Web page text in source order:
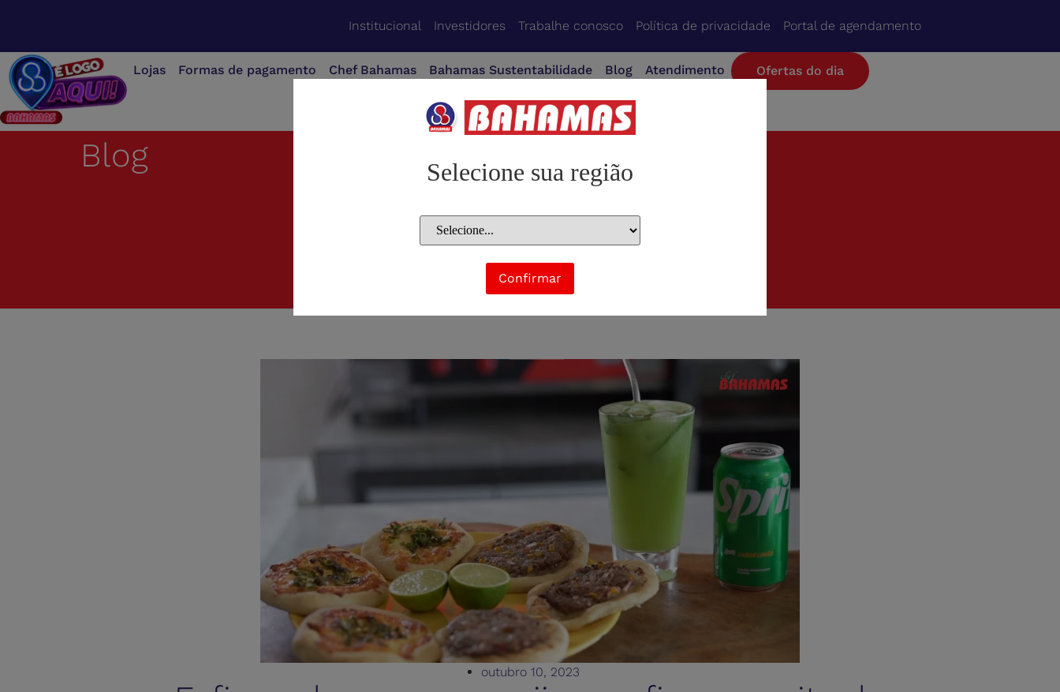
Selecione sua região
Confirmar
Institucional Investidores Trabalhe conosco Política de privacidade Portal de agendamento
Lojas Formas de pagamento Chef Bahamas Bahamas Sustentabilidade Blog Atendimento Ofertas do dia
Blog
outubro 10, 2023